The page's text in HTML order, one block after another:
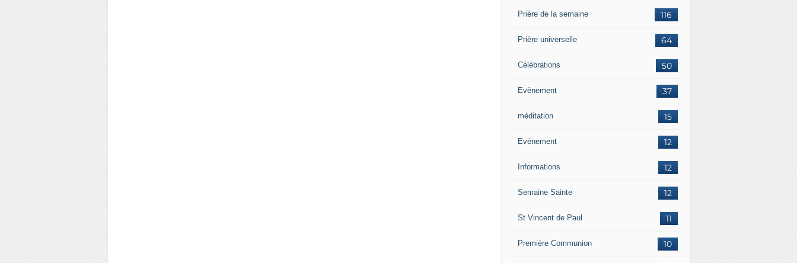
116
Prière de la semaine
64
Prière universelle
50
Célébrations
37
Evènement
15
méditation
12
Evénement
12
Informations
12
Semaine Sainte
11
St Vincent de Paul
10
Première Communion